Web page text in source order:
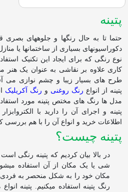
پتینه
حتما تا به حال رنگ‏ها و جلوه‏های بصری
دکوراسیون‏های بسیاری از ساختمان‏ها یا
نوع رنگی که برای ایجاد این تکنیک
کاری علاوه بر نقاشی به عنوان یک هنر
طرح های بسیار زیبا و چشم نوازی می
پتینه از انواع رنگ روغنی و رنگ آکریلیک
مدل ها رنگ های مختص پتینه مورد
پتینه و اجرای آن را دارید با
اطلاعات خرید و انواع آن را با هم بررسی
پتینه چیست؟
در بالا بیان کردیم که پتینه رنگی
شی یا یک مکان از آن استفاده می
مکان خود را به شکل منحصر به فردی
رنگ پتینه استفاده می‏کنیم. پتینه